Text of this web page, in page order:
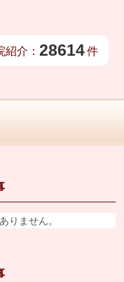
紹介： 28614件
りません。